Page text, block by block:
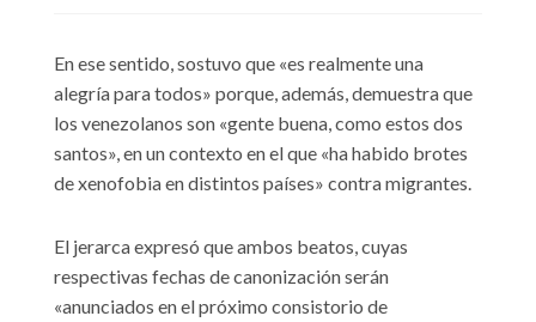
En ese sentido, sostuvo que «es realmente una
alegría para todos» porque, además, demuestra que
los venezolanos son «gente buena, como estos dos
santos», en un contexto en el que «ha habido brotes
de xenofobia en distintos países» contra migrantes.
El jerarca expresó que ambos beatos, cuyas
respectivas fechas de canonización serán
«anunciados en el próximo consistorio de